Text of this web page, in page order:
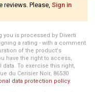
reviews. Please, Sign in
is processed by Diverti
a rating - with a comment
of the product's
have the right to access,
To exercise this right,
du Cerisier Noir, 86530
data protection policy.